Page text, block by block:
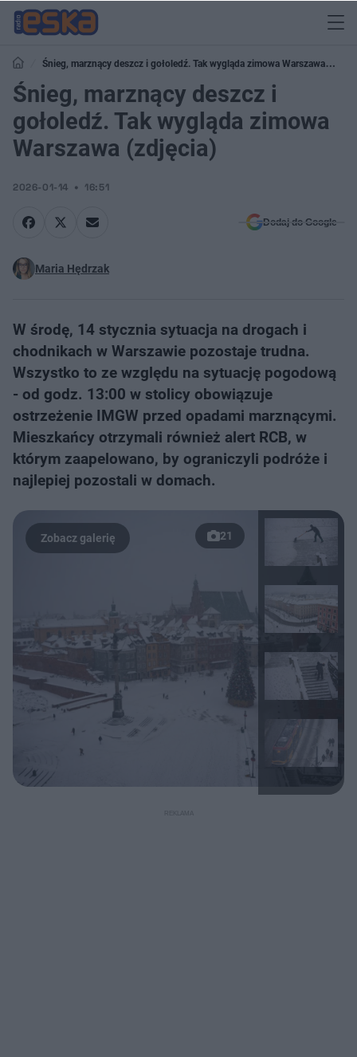
Śnieg, marznący deszcz i gołoledź. Tak wygląda zimowa Warszawa
(zdjęcia)
Śnieg, marznący deszcz i
gołoledź. Tak wygląda zimowa
Warszawa (zdjęcia)
2026-01-14 16:51
Dodaj do Google
Maria Hędrzak
W środę, 14 stycznia sytuacja na drogach i
chodnikach w Warszawie pozostaje trudna.
Wszystko to ze względu na sytuację pogodową
- od godz. 13:00 w stolicy obowiązuje
ostrzeżenie IMGW przed opadami marznącymi.
Mieszkańcy otrzymali również alert RCB, w
którym zaapelowano, by ograniczyli podróże i
najlepiej pozostali w domach.
21